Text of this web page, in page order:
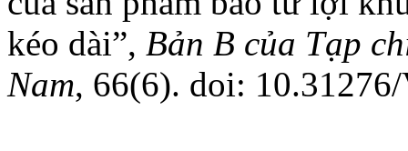
kéo dài”, Bản B của Tạp
Nam, 66(6). doi: